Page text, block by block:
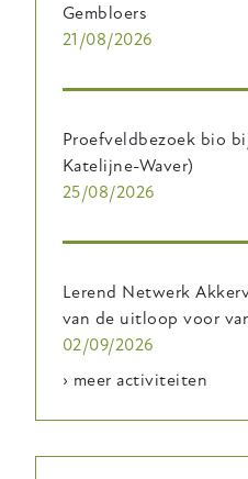
Gembloers
21/08/2026
Proefveldbezoek bio
Katelijne-Waver)
25/08/2026
Lerend Netwerk
van de uitloop voor
02/09/2026
› meer activiteiten